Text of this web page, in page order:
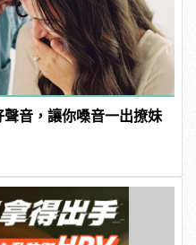
聲音，讓你嗓音一出撩妹